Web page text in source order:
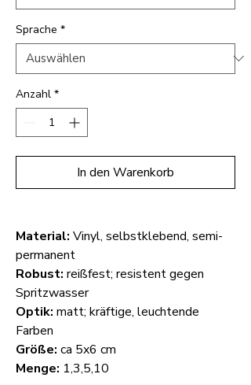
Sprache *
Anzahl *
In den Warenkorb
Material: Vinyl, selbstklebend, semi-
permanent
Robust: reißfest; resistent gegen
Spritzwasser
Optik: matt; kräftige, leuchtende
Farben
Größe: ca 5x6 cm
Menge: 1,3,5,10